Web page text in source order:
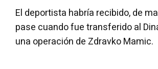
El deportista habría recibido, de
pase cuando fue transferido al
una operación de Zdravko Mamic.